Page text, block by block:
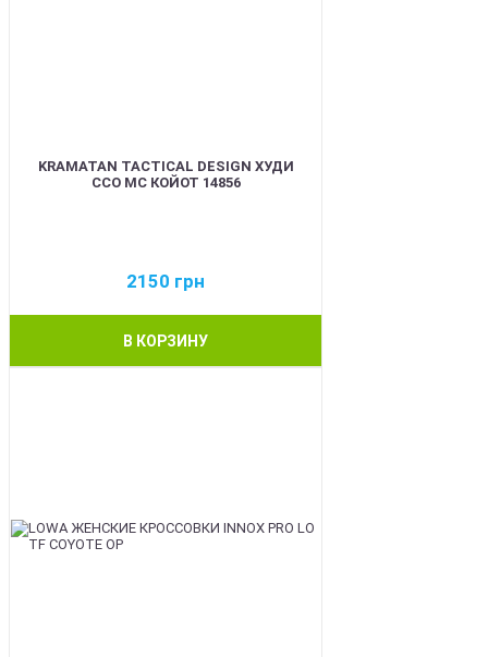
KRAMATAN TACTICAL DESIGN ХУДИ
ССО МС КОЙОТ 14856
2150 грн
В КОРЗИНУ